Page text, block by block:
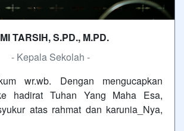
TARSIH, S.PD., M.PD.
- Kepala Sekolah -
wr.wb. Dengan mengucapkan
hadirat Tuhan Yang Maha Esa,
atas rahmat dan karunia_Nya,